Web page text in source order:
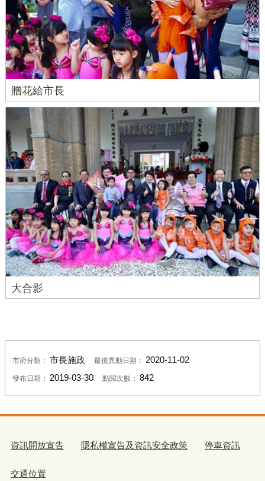
贈花給市長
大合影
市府分類： 市長施政 最後異動日期： 2020-11-02
發布日期： 2019-03-30 點閱次數： 842
資訊開放宣告 隱私權宣告及資訊安全政策 停車資訊
交通位置